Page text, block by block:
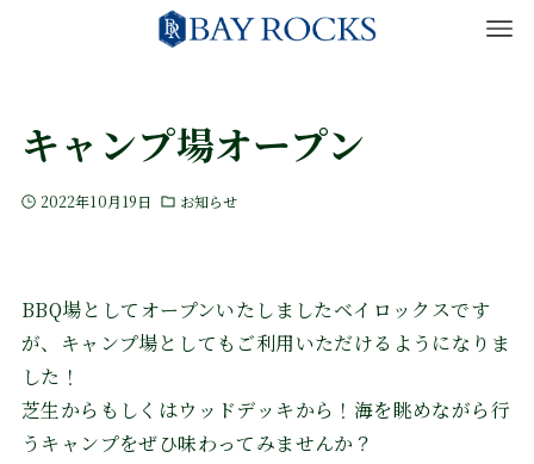
キャンプ場オープン
2022年10月19日 お知らせ
BBQ場としてオープンいたしましたベイロックスです
が、キャンプ場としてもご利用いただけるようになりま
した！
芝生からもしくはウッドデッキから！海を眺めながら行
うキャンプをぜひ味わってみませんか？